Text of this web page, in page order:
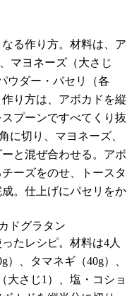
る作り方。材料は、ア
マヨネーズ（大さじ
ウダー・パセリ（各
り方は、アボカドを縦
プーンですべてくり抜
に切り、マヨネーズ、
と混ぜ合わせる。アボ
ーズをのせ、トースタ
。仕上げにパセリをか
ドグラタン
たレシピ。材料は4人
、タマネギ（40g）、
大さじ1）、塩・コショ